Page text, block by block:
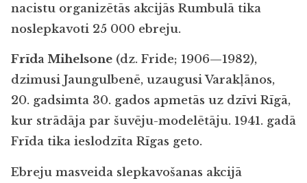
nacistu organizētās akcijās Rumbulā tika
noslepkavoti 25 000 ebreju.
Frīda Mihelsone (dz. Fride; 1906—1982),
dzimusi Jaungulbenē, uzaugusi Varakļānos,
20. gadsimta 30. gados apmetās uz dzīvi Rīgā,
kur strādāja par šuvēju-modelētāju. 1941. gadā
Frīda tika ieslodzīta Rīgas geto.
Ebreju masveida slepkavošanas akcijā